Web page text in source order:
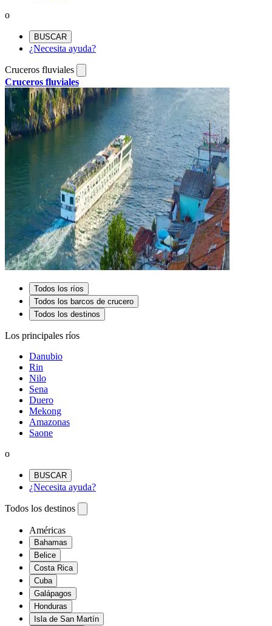
o
BUSCAR
¿Necesita ayuda?
Cruceros fluviales
Cruceros fluviales
Todos los ríos
Todos los barcos de crucero
Todos los destinos
Los principales ríos
Danubio
Rin
Nilo
Sena
Duero
Mekong
Amazonas
Saone
o
BUSCAR
¿Necesita ayuda?
Todos los destinos
Américas
Bahamas
Belice
Costa Rica
Cuba
Galápagos
Honduras
Isla de San Martín